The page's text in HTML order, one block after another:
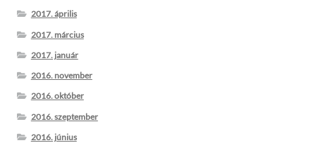
2017. április
2017. március
2017. január
2016. november
2016. október
2016. szeptember
2016. június